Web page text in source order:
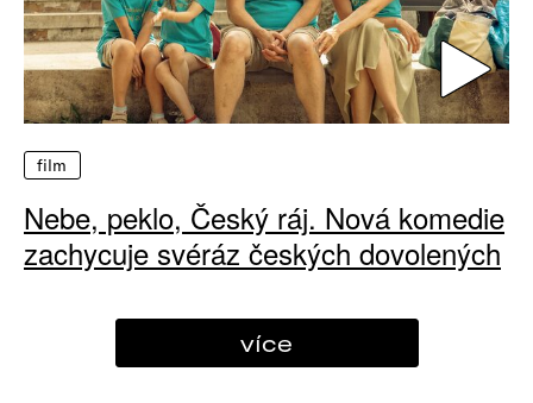
film
Nebe, peklo, Český ráj. Nová komedie
zachycuje svéráz českých dovolených
více